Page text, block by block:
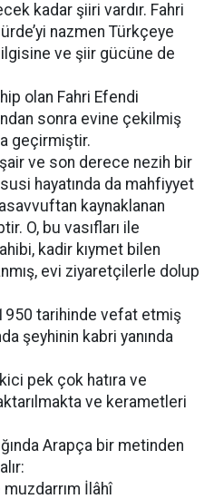
kadar şiiri vardır. Fahri
nazmen Türkçeye
ve şiir gücüne de
olan Fahri Efendi
sonra evine çekilmiş
geçirmiştir.
ve son derece nezih bir
hayatında da mahfiyyet
kaynaklanan
O, bu vasıfları ile
kadir kıymet bilen
evi ziyaretçilerle dolup
tarihinde vefat etmiş
şeyhinin kabri yanında
pek çok hatıra ve
ve kerametleri
Arapça bir metinden
İlâhî